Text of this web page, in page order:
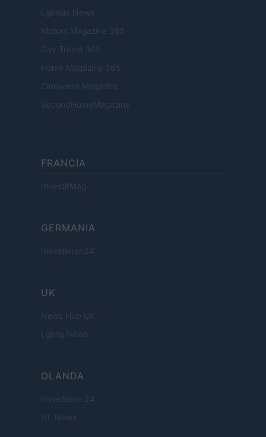
Lgbtqia News
Motors Magazine 365
Day Travel 365
Home Magazine 365
Cineverse Magazine
SecondHomeMagazine
FRANCIA
InvestirMag
GERMANIA
Investieren24
UK
News Hub UK
Lgbtq News
OLANDA
Investeren 24
NL Newz